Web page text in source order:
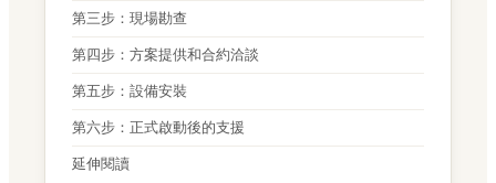
第三步：現場勘查
第四步：方案提供和合約洽談
第五步：設備安裝
第六步：正式啟動後的支援
延伸閱讀